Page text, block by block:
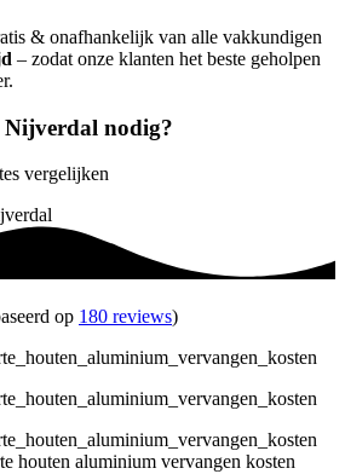
& onafhankelijk van alle vakkundigen
– zodat onze klanten het beste geholpen
nodig?
vergelijken
op 180 reviews)